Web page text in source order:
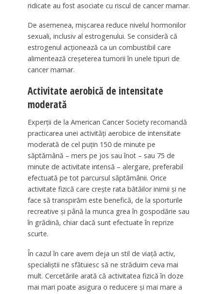
ridicate au fost asociate cu riscul de cancer mamar.
De asemenea, mişcarea reduce nivelul hormonilor
sexuali, inclusiv al estrogenului. Se consideră că
estrogenul acţionează ca un combustibil care
alimentează creşeterea tumorii în unele tipuri de
cancer mamar.
Activitate aerobică de intensitate
moderată
Experţii de la American Cancer Society recomandă
practicarea unei activităţi aerobice de intensitate
moderată de cel puţin 150 de minute pe
săptămână – mers pe jos sau înot – sau 75 de
minute de activitate intensă – alergare, preferabil
efectuată pe tot parcursul săptămânii. Orice
activitate fizică care creşte rata bătăilor inimii şi ne
face să transpirăm este benefică, de la sporturile
recreative şi până la munca grea în gospodărie sau
în grădină, chiar dacă sunt efectuate în reprize
scurte.
În cazul în care avem deja un stil de viaţă activ,
specialiştii ne sfătuiesc să ne străduim ceva mai
mult. Cercetările arată că activitatea fizică în doze
mai mari poate asigura o reducere şi mai mare a